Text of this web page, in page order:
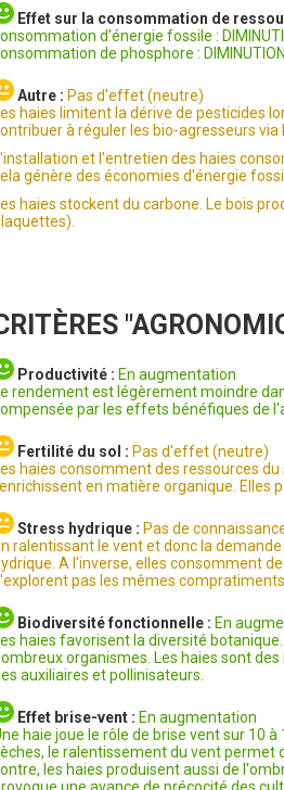
Effet sur la consommation de
d'énergie fossile :
de phosphore : DIMINUTION
Autre : Pas d'effet (neutre)
haies limitent la dérive de pesticides
à réguler les bio-agresseurs
et l'entretien des haies
génère des économies d'énergie
haies stockent du carbone. Le bois
Productivité : En augmentation
rendement est légèrement moindre
par les effets bénéfiques de
Fertilité du sol : Pas d'effet (neutre)
haies consomment des ressources
en matière organique. Elles
Stress hydrique : Pas de
ralentissant le vent et donc la
A l'inverse, elles consomment
pas les mêmes
Biodiversité fonctionnelle : En
haies favorisent la diversité
organismes. Les haies sont
auxiliaires et pollinisateurs.
Effet brise-vent : En augmentation
haie joue le rôle de brise vent sur 10
le ralentissement du vent permet
les haies produisent aussi de